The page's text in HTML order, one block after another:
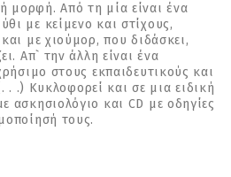
μορφή. Από τη μία είναι ένα
με κείμενο και στίχους,
με χιούμορ, που διδάσκει,
Απ` την άλλη είναι ένα
στους εκπαιδευτικούς και
. .) Κυκλοφορεί και σε μια ειδική
ασκησιολόγιο και CD με οδηγίες
τους.